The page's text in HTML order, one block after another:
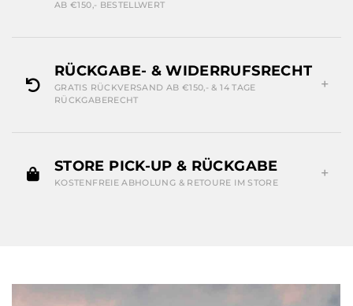
AB €150,- BESTELLWERT
RÜCKGABE- & WIDERRUFSRECHT
GRATIS RÜCKVERSAND AB €150,- & 14 TAGE
RÜCKGABERECHT
STORE PICK-UP & RÜCKGABE
KOSTENFREIE ABHOLUNG & RETOURE IM STORE